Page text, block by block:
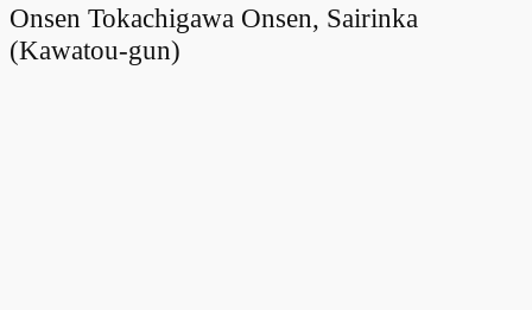
Onsen Tokachigawa Onsen, Sairinka
(Kawatou-gun)